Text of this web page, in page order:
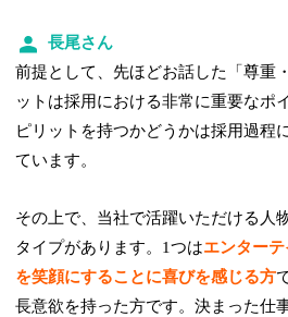
長尾さん
前提として、先ほどお話した「尊重
ットは採用における非常に重要なポ
ピリットを持つかどうかは採用過程
ています。
その上で、当社で活躍いただける人
タイプがあります。1つはエンター
を笑顔にすることに喜びを感じる方
長意欲を持った方です。決まった仕